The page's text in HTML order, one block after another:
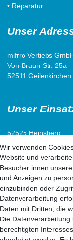
• Reparatur
Unser
mifrro Vertiebs
Von-Braun-Str. 25a
52511 Geilenkirchen
Unser
52525 Heinsberg
52538 Selfkant
52511 Geilenkirchen
52222 Stolberg
52428 Jülich
52499 Baesweiler
52477 Alsdorf
52531 Übach-
52134 Herzogenrath
Wir verwenden
Website und
Besucher:innen
und Anzeigen zu
einzubinden oder
Datenverarbeitung
Daten mit Dritten, die
Die
berechtigten